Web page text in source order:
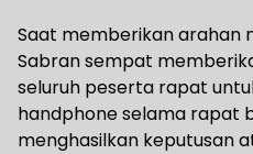
Saat memberikan arahan
Sabran sempat
seluruh peserta rapat
handphone selama rapat
menghasilkan keputusan